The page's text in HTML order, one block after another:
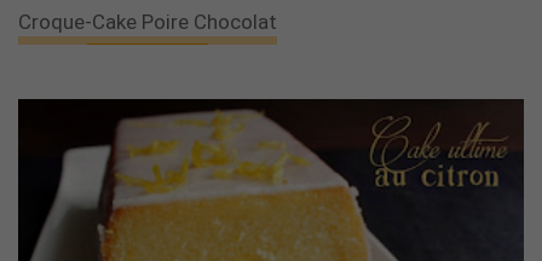
Croque-Cake Poire Chocolat